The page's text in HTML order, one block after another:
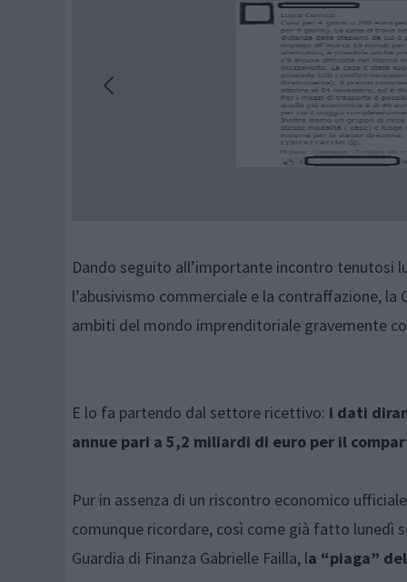
Dando seguito all’importante incontro tenutosi
l’abusivismo commerciale e la contraffazione,
ambiti del mondo imprenditoriale gravemente
E lo fa partendo dal settore ricettivo: i dati
annue pari a 5,2 miliardi di euro per il
Pur in assenza di un riscontro economico
comunque ricordare, così come già fatto lunedì
Guardia di Finanza Gabrielle Failla, la “piaga”